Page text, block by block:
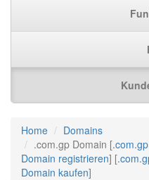
Home
Domains
.com.gp Domain [
Domain registrieren] [
Domain kaufen]